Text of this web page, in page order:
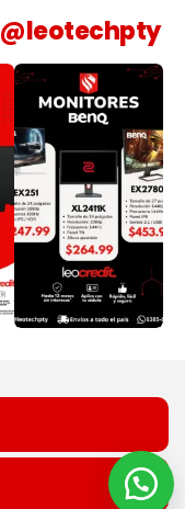
@leotechpty